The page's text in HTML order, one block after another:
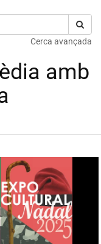
Cerca avançada
amb